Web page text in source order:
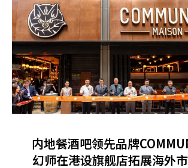
内地餐酒吧领先品牌
幻师在港设旗舰店拓展海外